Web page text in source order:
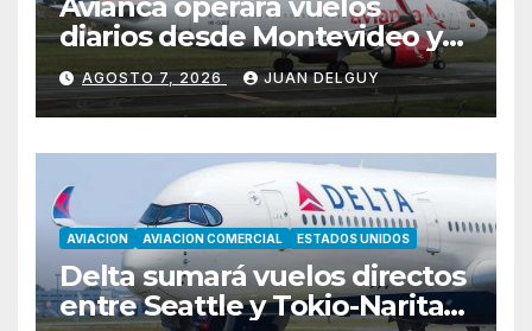
diarios desde Montevideo y
Asunción hacia Bogotá
AGOSTO 7, 2026 JUAN DELGUY
AVIACION AVIACION COMERCIAL ESTADOS UNIDOS
Delta sumará vuelos directos
entre Seattle y Tokio-Narita